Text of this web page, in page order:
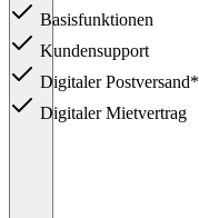
Basisfunktionen
Kundensupport
Digitaler Postversand*
Digitaler Mietvertrag